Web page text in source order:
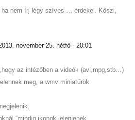
ha nem írj légy szíves … érdekel. Köszi,
november 25. hétfő - 20:01
az intézőben a videók (avi,mpg,stb…)
meg, a wmv miniatűrök
“mindig ikonok jelenjenek